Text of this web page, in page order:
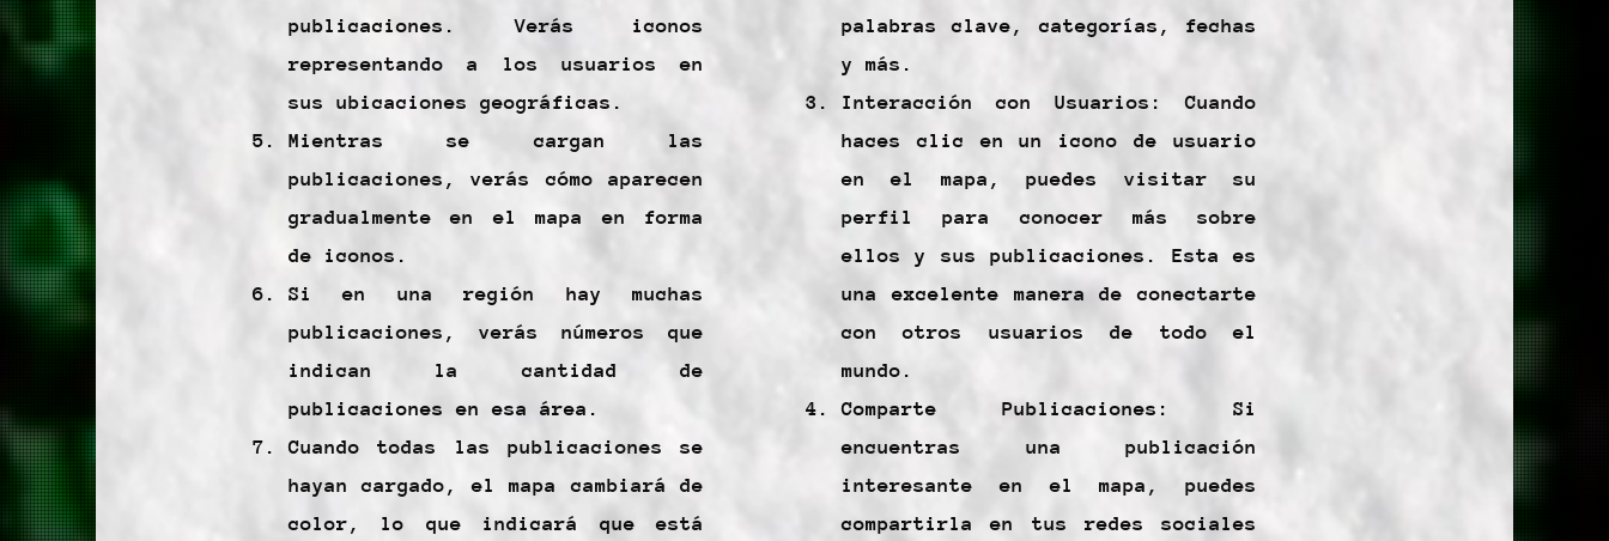
publicaciones. Verás iconos
representando a los usuarios en
sus ubicaciones geográficas.
Mientras se cargan las
publicaciones, verás cómo aparecen
gradualmente en el mapa en forma
de iconos.
Si en una región hay muchas
publicaciones, verás números que
indican la cantidad de
publicaciones en esa área.
Cuando todas las publicaciones se
hayan cargado, el mapa cambiará de
color, lo que indicará que está
palabras clave, categorías, fechas
y más.
Interacción con Usuarios: Cuando
haces clic en un icono de usuario
en el mapa, puedes visitar su
perfil para conocer más sobre
ellos y sus publicaciones. Esta es
una excelente manera de conectarte
con otros usuarios de todo el
mundo.
Comparte Publicaciones: Si
encuentras una publicación
interesante en el mapa, puedes
compartirla en tus redes sociales